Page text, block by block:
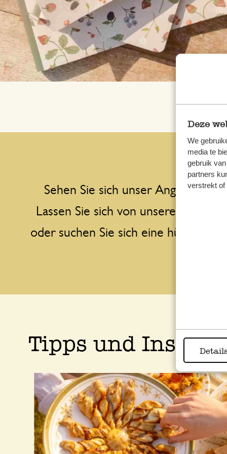
Deze
We
media te
gebruik
partners
verstrekt of
Sehen Sie sich unser Angebot an
Lassen Sie sich von unseren
oder suchen Sie sich eine hübsche
Tipps und